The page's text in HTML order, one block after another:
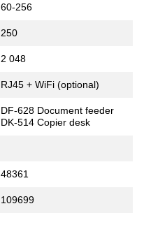
60-256
250
2 048
RJ45 + WiFi (optional)
DF-628 Document feeder
DK-514 Copier desk
48361
109699